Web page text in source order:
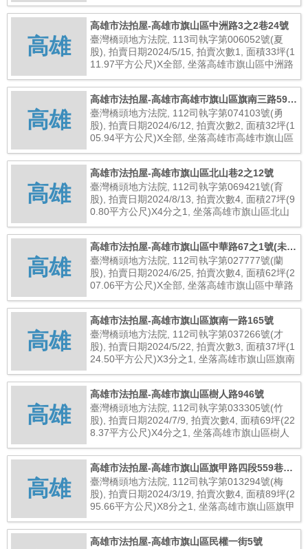
高雄
高雄市法拍屋-高雄市旗山區中洲路3之2巷24號
臺灣橋頭地方法院, 113司執字第006052號(夏
股), 拍賣日期2024/5/15, 拍賣次數1, 面積33坪(1
11.97平方公尺)X全部, 坐落高雄市旗山區中洲路
高雄
高雄市法拍屋-高雄市高雄巿旗山區旗南三路59號
(未保存登記建物)
臺灣橋頭地方法院, 112司執字第074103號(勇
股), 拍賣日期2024/6/12, 拍賣次數2, 面積32坪(1
05.94平方公尺)X全部, 坐落高雄市高雄巿旗山區
0,000元
高雄
高雄市法拍屋-高雄市旗山區北山巷2之12號
臺灣橋頭地方法院, 112司執字第069421號(育
股), 拍賣日期2024/8/13, 拍賣次數4, 面積27坪(9
0.80平方公尺)X4分之1, 坐落高雄市旗山區北山
高雄
高雄市法拍屋-高雄市旗山區中華路67之1號(未辦
保存登記建物)
臺灣橋頭地方法院, 112司執字第027777號(蘭
股), 拍賣日期2024/6/25, 拍賣次數4, 面積62坪(2
07.06平方公尺)X全部, 坐落高雄市旗山區中華路
0元
高雄
高雄市法拍屋-高雄市旗山區旗南一路165號
臺灣橋頭地方法院, 112司執字第037266號(才
股), 拍賣日期2024/5/22, 拍賣次數3, 面積37坪(1
24.50平方公尺)X3分之1, 坐落高雄市旗山區旗南
高雄
高雄市法拍屋-高雄市旗山區樹人路946號
臺灣橋頭地方法院, 112司執字第033305號(竹
股), 拍賣日期2024/7/9, 拍賣次數4, 面積69坪(22
8.37平方公尺)X4分之1, 坐落高雄市旗山區樹人
高雄
高雄市法拍屋-高雄市旗山區旗甲路四段559巷4
號(未辦保存登記建物)
臺灣橋頭地方法院, 112司執字第013294號(梅
股), 拍賣日期2024/3/19, 拍賣次數4, 面積89坪(2
95.66平方公尺)X8分之1, 坐落高雄市旗山區旗甲
價206,000元
高雄市法拍屋-高雄市旗山區民權一街5號